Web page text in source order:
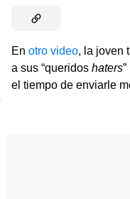
En otro video, la joven
a sus “queridos haters
el tiempo de enviarle